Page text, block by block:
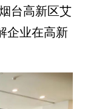
台高新区艾
企业在高新